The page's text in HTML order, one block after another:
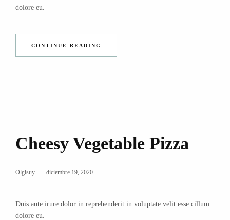
dolore eu.
CONTINUE READING
Cheesy Vegetable Pizza
Olgisuy diciembre 19, 2020
Duis aute irure dolor in reprehenderit in voluptate velit esse cillum
dolore eu.